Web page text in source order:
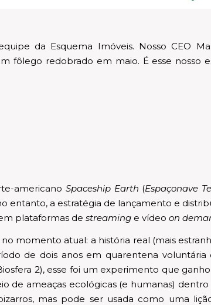
da Esquema Imóveis. Nosso CEO
fôlego redobrado em maio. É esse
americanoSpaceship Earth (Espaçonave
entanto, a estratégia de lançamento e
plataformas de streaming e vídeo on
momento atual: a história real (mais
de dois anos em quarentena
2), esse foi um experimento que
de ameaças ecológicas (e humanas)
mas pode ser usada como uma